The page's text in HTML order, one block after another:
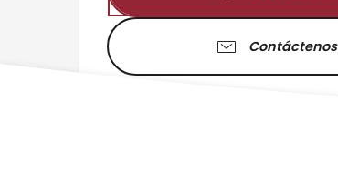
Contáctenos